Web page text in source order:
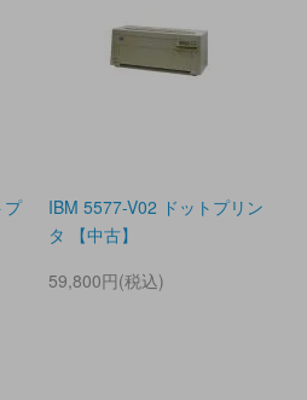
プ
IBM 5577-V02 ドットプリン
タ 【中古】
59,800円(税込)